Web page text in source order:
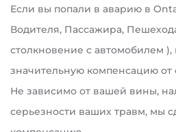
Если вы попали в аварию в
Водителя, Пассажира,
столкновение с автомобилем
значительную компенсацию от
Не зависимо от вашей вины,
серьезности ваших травм, мы